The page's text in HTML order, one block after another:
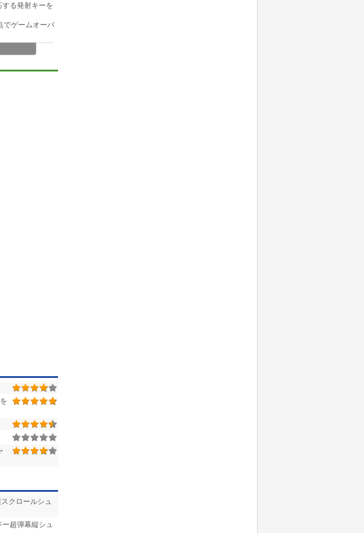
る発射キーを
でゲームオーバ
クロールシュ
超弾幕縦シュ